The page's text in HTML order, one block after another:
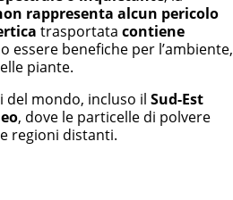
rappresenta alcun pericolo
trasportata contiene
essere benefiche per l’ambiente,
piante.
del mondo, incluso il Sud-Est
, dove le particelle di polvere
regioni distanti.